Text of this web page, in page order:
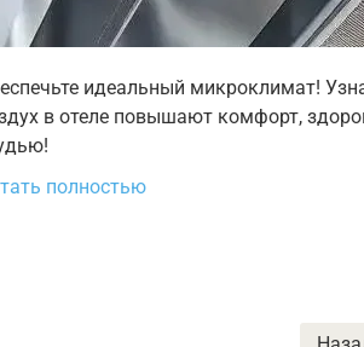
идеальный микроклимат!
в отеле повышают комфорт,
полностью